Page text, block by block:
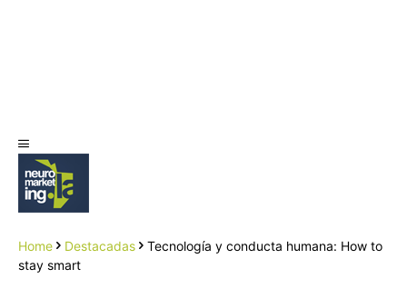
Home Destacadas
Tecnología y conducta humana: How to
stay smart